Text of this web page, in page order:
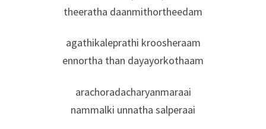
theeratha daanmithortheedam
agathikaleprathi kroosheraam
ennortha than dayayorkothaam
arachoradacharyanmaraai
nammalki unnatha salperaai